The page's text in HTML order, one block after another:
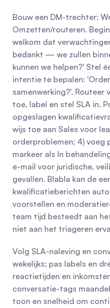
Bouw een DM-trechter:
Omzetten/routeren.
welkom dat
bedankt — we zullen
kunnen we helpen?' Stel
intentie te bepalen:
samenwerking?'. Routeer
toe, label en stel SLA in.
opgeslagen
wijs toe aan Sales voor
orderproblemen; 4) voeg
markeer als In
e-mail voor juridische,
gevallen. Blabla kan de
kwalificatieberichten
voorstellen en
team tijd besteedt aan
niet aan het triageren
Volg SLA-naleving en
wekelijks; pas labels en
reactietijden en
conversatie-tags
toon en snelheid om